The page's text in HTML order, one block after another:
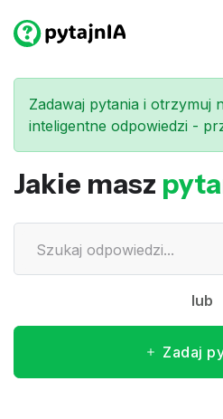
Zadawaj pytania i otrzymuj
inteligentne odpowiedzi -
Jakie masz
lub
Zadaj